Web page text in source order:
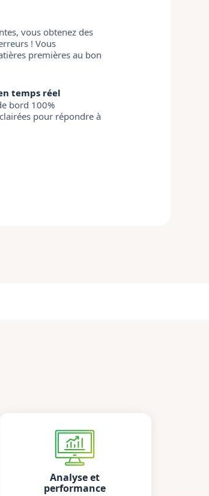
vous obtenez des
! Vous
premières au bon
temps réel
bord 100%
pour répondre à
Analyse et
performance